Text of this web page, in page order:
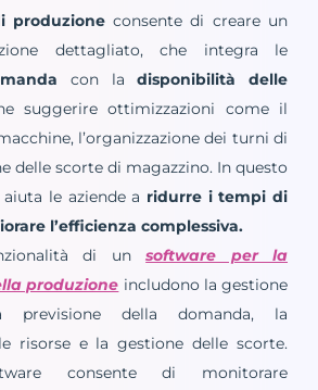
produzioneconsente di creare un
dettagliato, che integra le
con ladisponibilità delle
suggerire ottimizzazioni come il
l’organizzazione dei turni di
delle scorte di magazzino. In questo
le aziende a ridurre i tempi di
l’efficienza complessiva.
di unsoftware per la
produzione includono la gestione
della domanda, la
risorse e la gestione delle scorte.
consente di monitorare